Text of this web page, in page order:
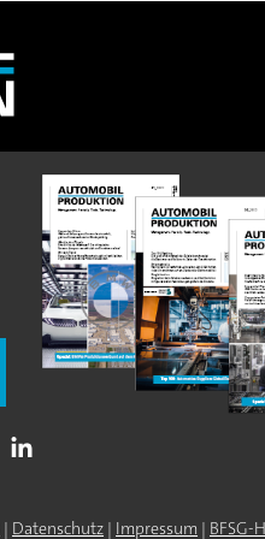
| Datenschutz | Impressum | BFSG-